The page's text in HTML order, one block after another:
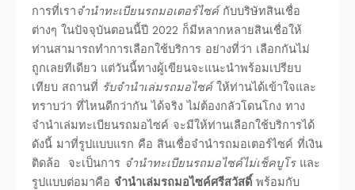
การที่เราจำนำทะเบียนรถมอเตอร์ไซค์กับบริษัทสินเชื่อ
ต่างๆ ในปัจจุบันตอนนี้ปี 2022 ก็มีหลากหลายสินเชื่อให้
ท่านสามารถทำการเลือกใช้บริการ อย่างที่ว่า เลือกกันไม่
ถูกเลยทีเดียว แต่วันนี้ทางผู้เขียนจะแนะนำพร้อมเปรียบ
เทียบ สถานที่ รับจำนำเล่มรถมอไซค์ให้ท่านได้เข้าใจและ
ทราบว่า ที่ไหนดีกว่ากันได้จริง ไม่ต้องกลัวโดนโกง ทาง
จํานําเล่มทะเบียนรถมอไซค์ จะมีให้ท่านเลือกใช้บริการได้
ดังนี้ มาที่รูปแบบแรก คือ สินเชื่อจำนำรถมอเตอร์ไซค์ ที่เงิน
ติดล้อ จะเป็นการ จำนำทะเบียนรถมอไซค์ไม่เช็คบูโรและ
รูปแบบต่อมาคือ จำนำเล่มรถมอไซค์ศรีสวัสดิ์ พร้อมกับ